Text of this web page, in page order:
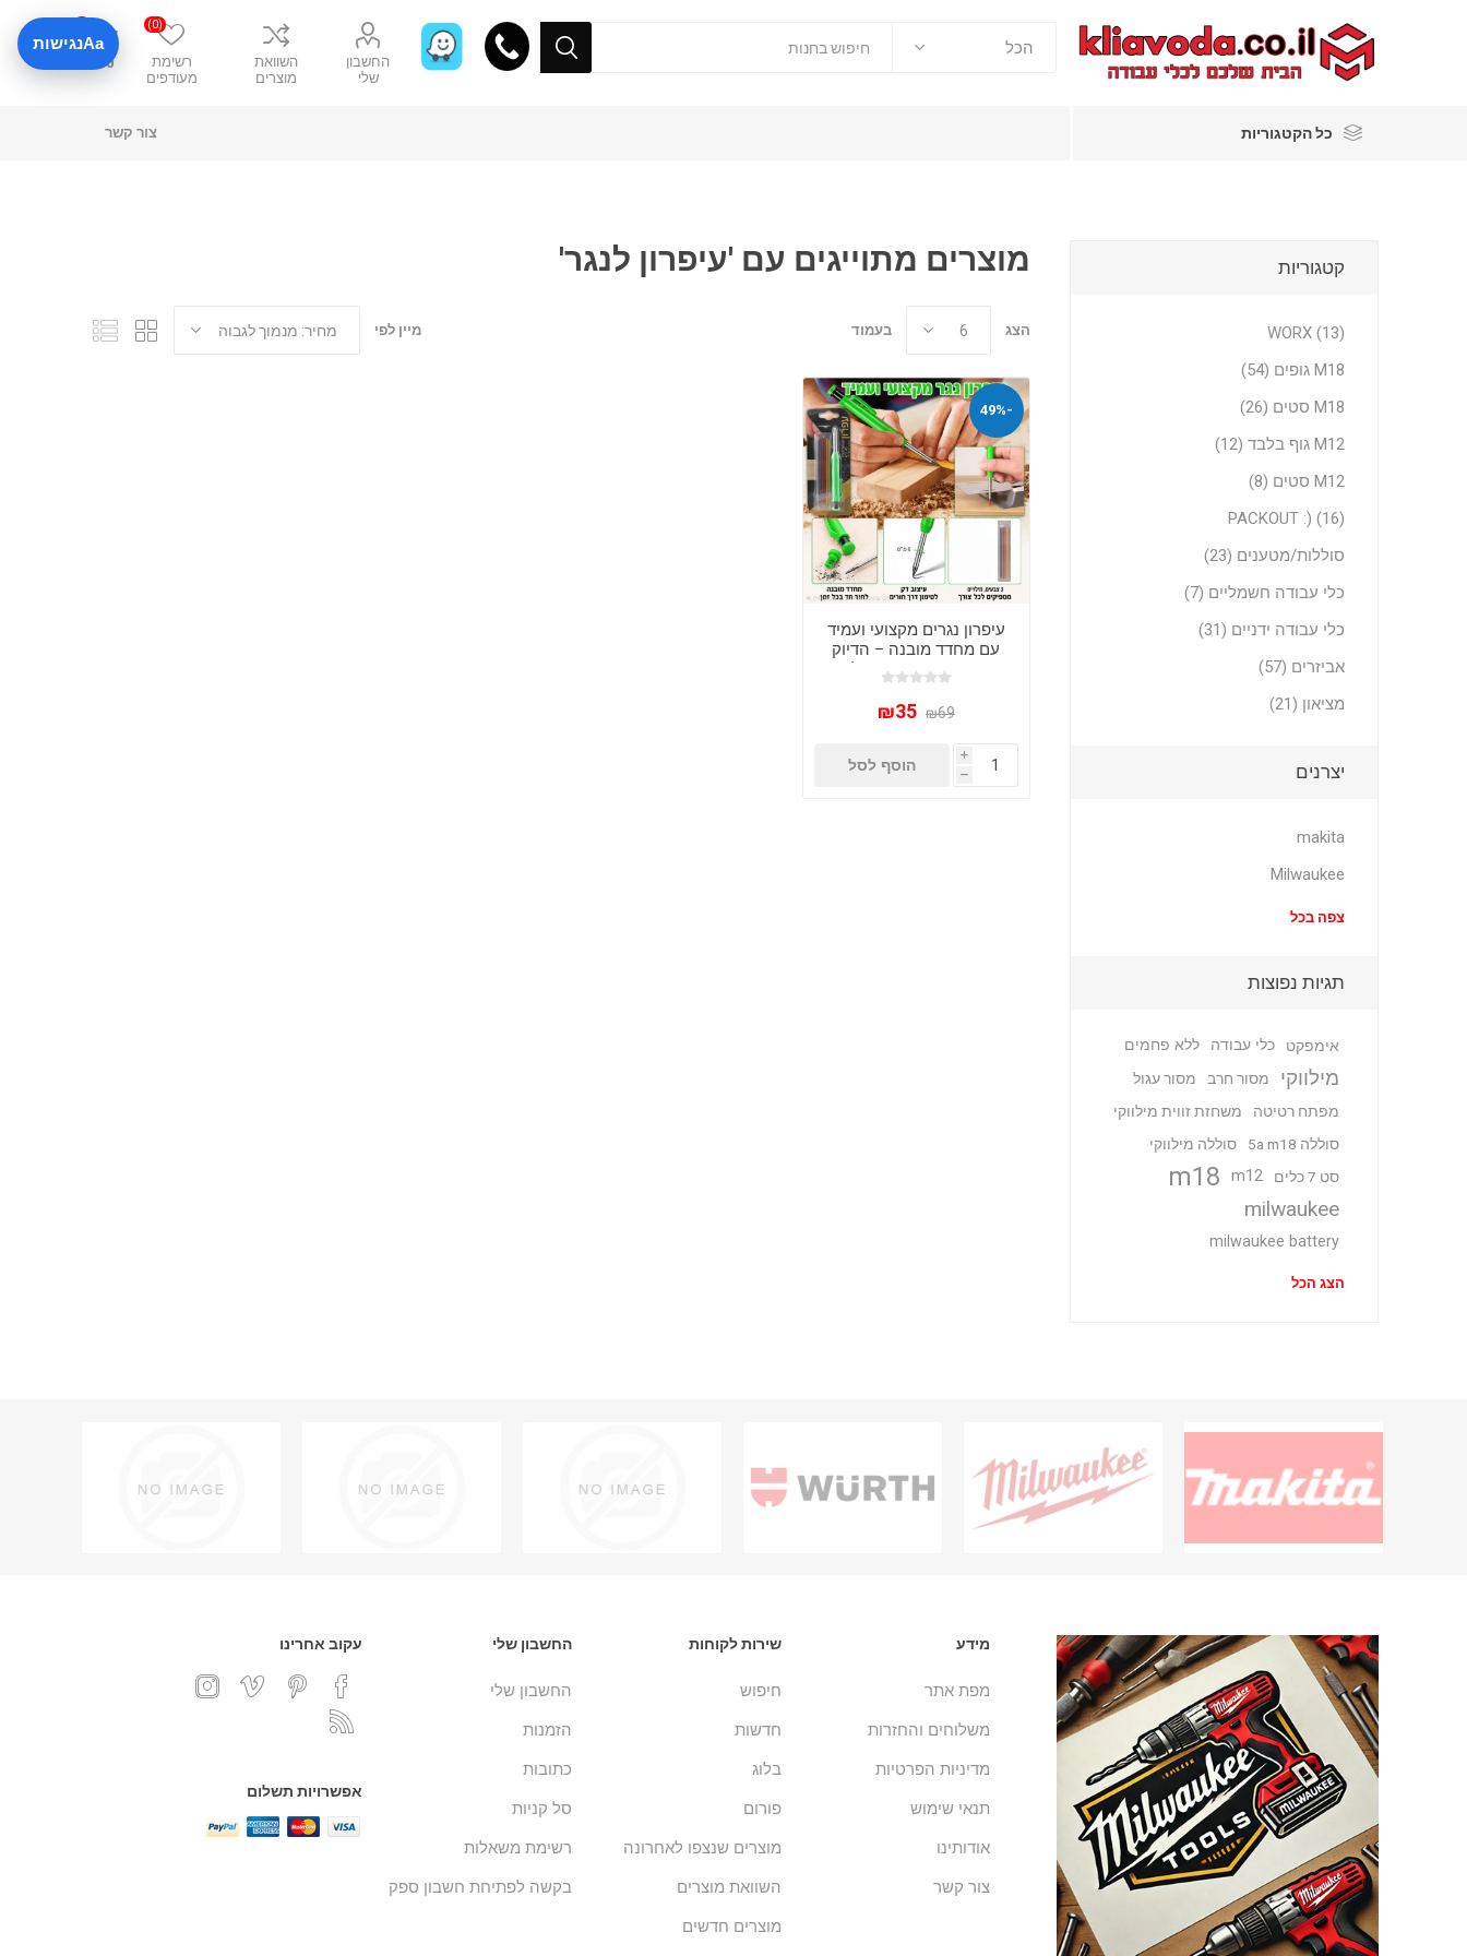
החשבון
שלי
השוואת
מוצרים
רשימת
מעודפים
(0)
₪0
כל הקטגוריות צור קשר
מוצרים מתוייגים עם 'עיפרון לנגר'
מיין לפי הצג בעמוד
-49%
עיפרון נגרים מקצועי ועמיד
עם מחדד מובנה – הדיוק
שחיפשת בעבודה שלך!
₪69
₪35
i
h
הוסף לסל
קטגוריות
WORX (13)
M18 גופים (54)
M18 סטים (26)
M12 גוף בלבד (12)
M12 סטים (8)
PACKOUT :) (16)
סוללות/מטענים (23)
כלי עבודה חשמליים (7)
כלי עבודה ידניים (31)
אביזרים (57)
מציאון (21)
יצרנים
makita
Milwaukee
צפה בכל
תגיות נפוצות
אימפקט כלי עבודה ללא פחמים
מילווקי מסור חרב
מסור עגול
מפתח רטיטה
משחזת זווית מילווקי
סוללה 5a m18
סוללה מילווקי
סט 7 כלים
m12
m18
milwaukee
milwaukee battery
הצג הכל
מידע
מפת אתר
משלוחים והחזרות
מדיניות הפרטיות
תנאי שימוש
אודותינו
צור קשר
שירות לקוחות
חיפוש
חדשות
בלוג
פורום
מוצרים שנצפו לאחרונה
השוואת מוצרים
מוצרים חדשים
החשבון שלי
החשבון שלי
הזמנות
כתובות
סל קניות
רשימת משאלות
בקשה לפתיחת חשבון ספק
עקוב אחרינו
אפשרויות תשלום
Aaנגישות